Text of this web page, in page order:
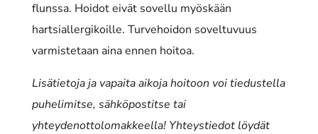
flunssa. Hoidot eivät sovellu myöskään
hartsiallergikoille. Turvehoidon soveltuvuus
varmistetaan aina ennen hoitoa.
Lisätietoja ja vapaita aikoja hoitoon voi tiedustella
puhelimitse, sähköpostitse tai
yhteydenottolomakkeella! Yhteystiedot löydät